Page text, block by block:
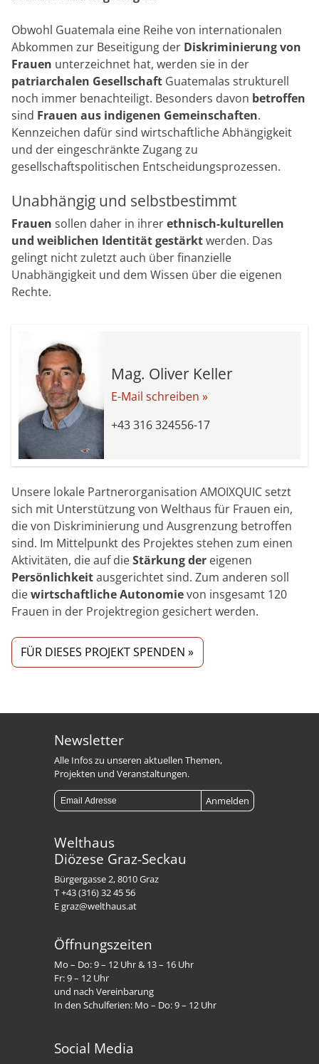
Obwohl Guatemala eine Reihe von internationalen
Abkommen zur Beseitigung der Diskriminierung von
Frauen unterzeichnet hat, werden sie in der
patriarchalen Gesellschaft Guatemalas strukturell
noch immer benachteiligt. Besonders davon betroffen
sind Frauen aus indigenen Gemeinschaften.
Kennzeichen dafür sind wirtschaftliche Abhängigkeit
und der eingeschränkte Zugang zu
gesellschaftspolitischen Entscheidungsprozessen.
Unabhängig und selbstbestimmt
Frauen sollen daher in ihrerethnisch-kulturellen
und weiblichen Identität gestärktwerden. Das
gelingt nicht zuletzt auch über finanzielle
Unabhängigkeit und dem Wissen über die eigenen
Rechte.
Mag. Oliver Keller
E-Mail schreiben »
+43 316 324556-17
Unsere lokale Partnerorganisation AMOIXQUIC setzt
sich mit Unterstützung von Welthaus für Frauen ein,
die von Diskriminierung und Ausgrenzung betroffen
sind. Im Mittelpunkt des Projektes stehen zum einen
Aktivitäten, die auf dieStärkung der eigenen
Persönlichkeitausgerichtet sind. Zum anderen soll
diewirtschaftliche Autonomievon insgesamt 120
Frauen in der Projektregion gesichert werden.
FÜR DIESES PROJEKT SPENDEN »
Newsletter
Alle Infos zu unseren aktuellen Themen,
Projekten und Veranstaltungen.
Welthaus
Diözese Graz-Seckau
Bürgergasse 2, 8010 Graz
T +43 (316) 32 45 56
E graz@welthaus.at
Öffnungszeiten
Mo – Do: 9 – 12 Uhr & 13 – 16 Uhr
Fr: 9 – 12 Uhr
und nach Vereinbarung
In den Schulferien: Mo – Do: 9 – 12 Uhr
Social Media